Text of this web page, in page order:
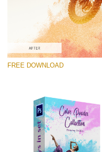
Small 800*533px
Color Powder
(30 Overlays)
Large 6000*4000px
Entire Collection
(1783 Overlays)
Large 6000*4000px
FREE DOWNLOAD